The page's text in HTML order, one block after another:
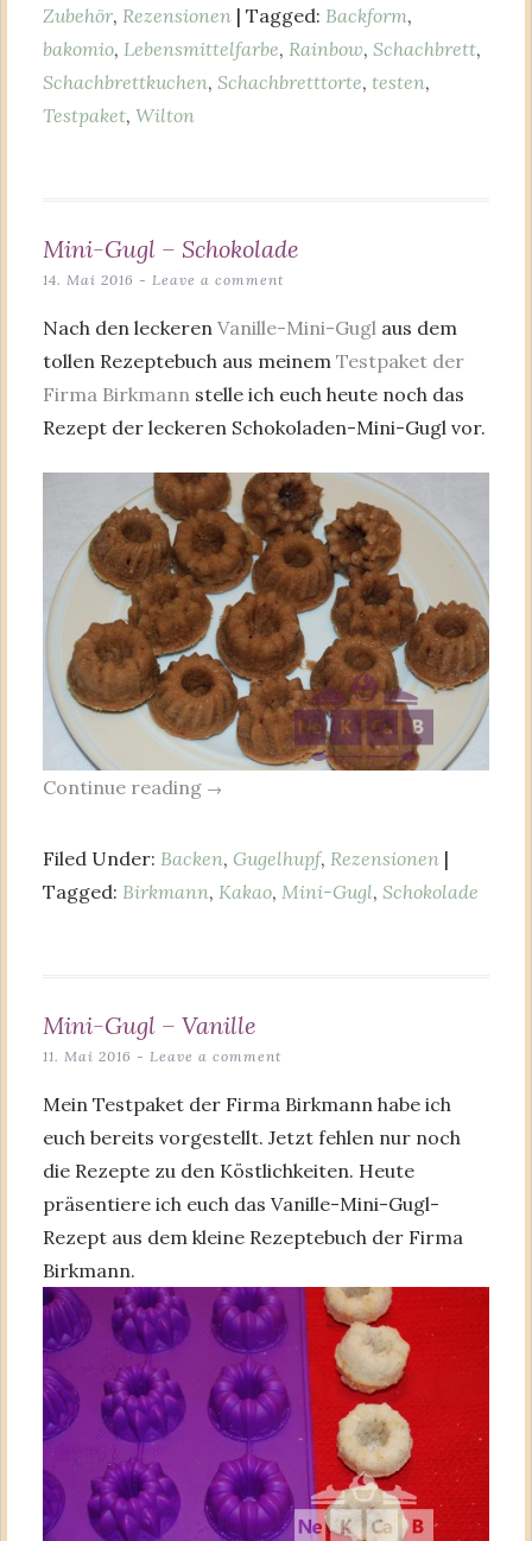
Zubehör, Rezensionen | Tagged: Backform,
bakomio, Lebensmittelfarbe, Rainbow, Schachbrett,
Schachbrettkuchen, Schachbretttorte, testen,
Testpaket, Wilton
Mini-Gugl – Schokolade
14. Mai 2016 Leave a comment
Nach den leckeren Vanille-Mini-Gugl aus dem
tollen Rezeptebuch aus meinem Testpaket der
Firma Birkmann stelle ich euch heute noch das
Rezept der leckeren Schokoladen-Mini-Gugl vor.
Continue reading →
Filed Under: Backen, Gugelhupf, Rezensionen |
Tagged: Birkmann, Kakao, Mini-Gugl, Schokolade
Mini-Gugl – Vanille
11. Mai 2016 Leave a comment
Mein Testpaket der Firma Birkmann habe ich
euch bereits vorgestellt. Jetzt fehlen nur noch
die Rezepte zu den Köstlichkeiten. Heute
präsentiere ich euch das Vanille-Mini-Gugl-
Rezept aus dem kleine Rezeptebuch der Firma
Birkmann.